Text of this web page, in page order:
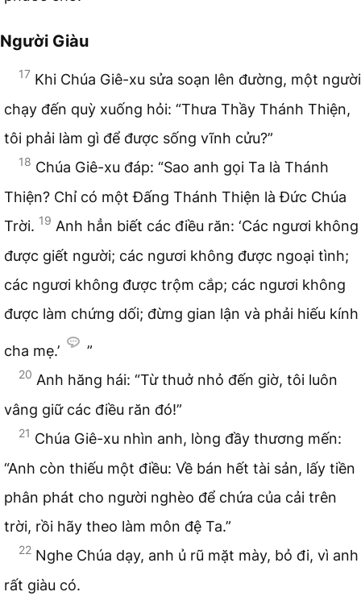
Người Giàu
17 Khi Chúa Giê-xu sửa soạn lên đường, một người
chạy đến quỳ xuống hỏi: “Thưa Thầy Thánh Thiện,
tôi phải làm gì để được sống vĩnh cửu?”
18 Chúa Giê-xu đáp: “Sao anh gọi Ta là Thánh
Thiện? Chỉ có một Đấng Thánh Thiện là Đức Chúa
Trời. 19 Anh hẳn biết các điều răn: ‘Các ngươi không
được giết người; các ngươi không được ngoại tình;
các ngươi không được trộm cắp; các ngươi không
được làm chứng dối; đừng gian lận và phải hiếu kính
cha mẹ.’ ”
20 Anh hăng hái: “Từ thuở nhỏ đến giờ, tôi luôn
vâng giữ các điều răn đó!”
21 Chúa Giê-xu nhìn anh, lòng đầy thương mến:
“Anh còn thiếu một điều: Về bán hết tài sản, lấy tiền
phân phát cho người nghèo để chứa của cải trên
trời, rồi hãy theo làm môn đệ Ta.”
22 Nghe Chúa dạy, anh ủ rũ mặt mày, bỏ đi, vì anh
rất giàu có.